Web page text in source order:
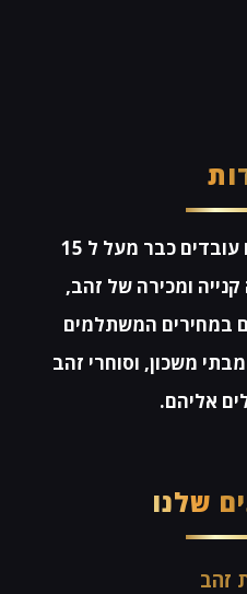
בית מסחר לזהב. אנחנו עובדים כבר מעל ל 15
ומכירה של זהב,
במחירים המשתלמים
משכון, וסוחרי זהב
אליהם.
שלנו
זהב